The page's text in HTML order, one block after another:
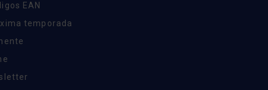
EAN
temporada